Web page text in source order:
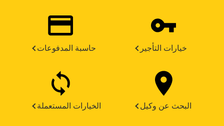
حاسبة المدفوعات خيارات التأجير
الخيارات المستعملة البحث عن وكيل